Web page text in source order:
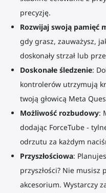
precyzję.
Rozwijaj swoją pamięć
gdy grasz, zauważysz,
doskonały strzał lub
Doskonałe śledzenie:
kontrolerów utrzymują
twoją głowicą Meta
Możliwość rozbudowy:
dodając ForceTube -
odrzutu za każdym
Przyszłościowa:
przyszłości? Nie musisz
akcesorium. Wystarczy